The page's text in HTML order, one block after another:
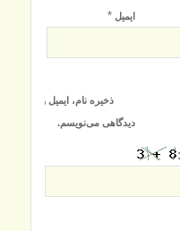
ایمیل *
ذخیره نام، ایمیل و وبسایت
دیدگاهی می‌نویسم.